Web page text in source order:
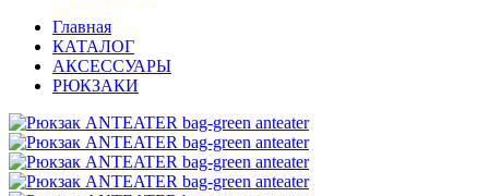
Главная
КАТАЛОГ
АКСЕССУАРЫ
РЮКЗАКИ